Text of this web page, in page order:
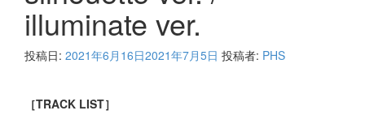
illuminate ver.
投稿日: 2021年6月16日2021年7月5日 投稿者: PHS
［TRACK LIST］